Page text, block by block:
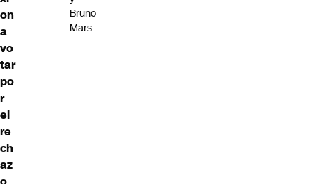
on
a
vo
tar
po
r
el
re
ch
az
Bruno
Mars